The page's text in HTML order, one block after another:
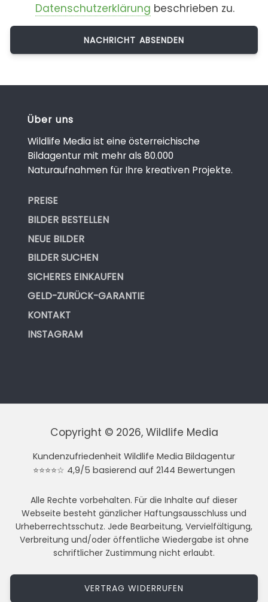
Datenschutzerklärung beschrieben zu.
Über uns
Wildlife Media ist eine österreichische
Bildagentur mit mehr als 80.000
Naturaufnahmen für Ihre kreativen Projekte.
PREISE
BILDER BESTELLEN
NEUE BILDER
BILDER SUCHEN
SICHERES EINKAUFEN
GELD-ZURÜCK-GARANTIE
KONTAKT
INSTAGRAM
Copyright © 2026, Wildlife Media
Kundenzufriedenheit Wildlife Media Bildagentur
⭐⭐⭐⭐☆ 4,9/5 basierend auf 2144 Bewertungen
Alle Rechte vorbehalten. Für die Inhalte auf dieser
Webseite besteht gänzlicher Haftungsausschluss und
Urheberrechtsschutz. Jede Bearbeitung, Vervielfältigung,
Verbreitung und/oder öffentliche Wiedergabe ist ohne
schriftlicher Zustimmung nicht erlaubt.
VERTRAG WIDERRUFEN